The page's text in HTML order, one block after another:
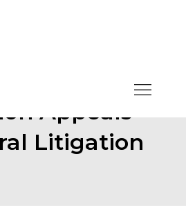
Appeals
Litigation